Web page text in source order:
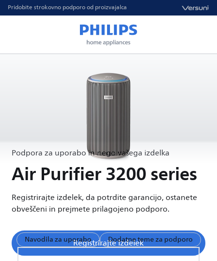
Pridobite strokovno podporo od proizvajalca
Podpora za uporabo in nego vašega izdelka
Air Purifier 3200 series
Registrirajte izdelek, da potrdite garancijo, ostanete
obveščeni in prejmete prilagojeno podporo.
Registrirajte izdelek
Navodila za uporabo Dodatne teme za podporo